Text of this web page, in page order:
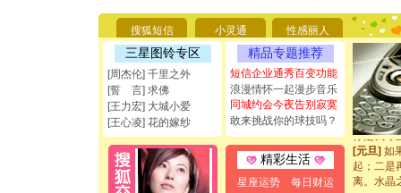
搜狐短信 小灵通 性感丽人
三星图铃专区
[周杰伦] 千里之外
[誓 言] 求佛
[王力宏] 大城小爱
[王心凌] 花的嫁纱
精品专题推荐
短信企业通秀百变功能
浪漫情怀一起漫步音乐
同城约会今夜告别寂寞
敢来挑战你的球技吗？
精彩生活
星座运势
每日财运
[圣诞节]
能正大光
都要快乐
[圣诞节]
如意,快
[元旦]看
断电。爱
你是我专
[元旦]如
起；二是
离。水晶
[元旦] 当